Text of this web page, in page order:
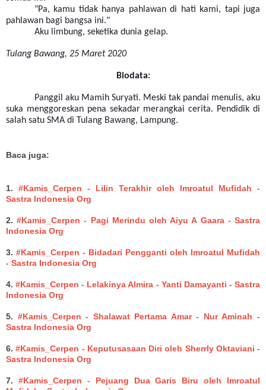
"Pa, kamu tidak hanya pahlawan di hati kami, tapi juga
pahlawan bagi bangsa ini."
Aku limbung, seketika dunia gelap.
Tulang Bawang, 25 Maret 2020
Biodata:
Panggil aku Mamih Suryati. Meski tak pandai menulis, aku
suka menggoreskan pena sekadar merangkai cerita. Pendidik di
salah satu SMA di Tulang Bawang, Lampung.
Baca juga:
1. #Kamis_Cerpen - Lilin Terakhir oleh Imroatul Mufidah -
Sastra Indonesia Org
2.#Kamis_Cerpen - Pagi Merindu oleh Aiyu A Gaara - Sastra
Indonesia Org
3. #Kamis_Cerpen - Bidadari Pengganti oleh Imroatul Mufidah
- Sastra Indonesia Org
4.#Kamis_Cerpen - Lelakinya Almira - Yanti Damayanti - Sastra
Indonesia Org
5. #Kamis_Cerpen - Shalawat Pertama Amar - Nur Aminah -
Sastra Indonesia Org
6.#Kamis_Cerpen - Keputusasaan Diri oleh Sherrly Oktaviani -
Sastra Indonesia Org
7. #Kamis_Cerpen - Pejuang Dua Garis Biru oleh Imroatul